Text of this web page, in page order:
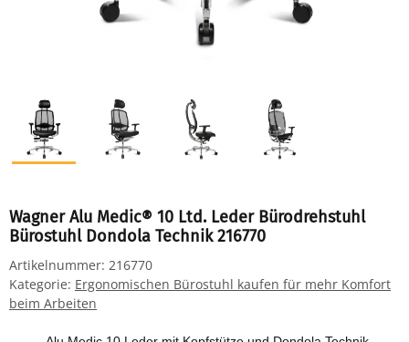
Wagner Alu Medic® 10 Ltd. Leder Bürodrehstuhl
Bürostuhl Dondola Technik 216770
Artikelnummer: 216770
Kategorie: Ergonomischen Bürostuhl kaufen für mehr Komfort
beim Arbeiten